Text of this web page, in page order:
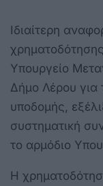
Ιδιαίτερη
Υπουργείο
Δήμο Λέρου για
υποδομής,
συστηματική
το αρμόδιο
Η